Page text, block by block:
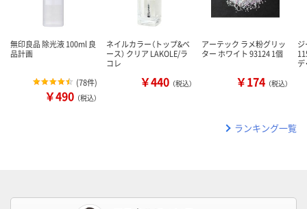
無印良品 除光液 100ml 良
品計画
(78件)
￥490 （税込）
ネイルカラー（トップ&ベ
ース） クリア LAKOLE/ラ
コレ
￥440 （税込）
アーテック ラメ粉グリッ
ター ホワイト 93124 1個
￥174 （税込）
ランキング一覧